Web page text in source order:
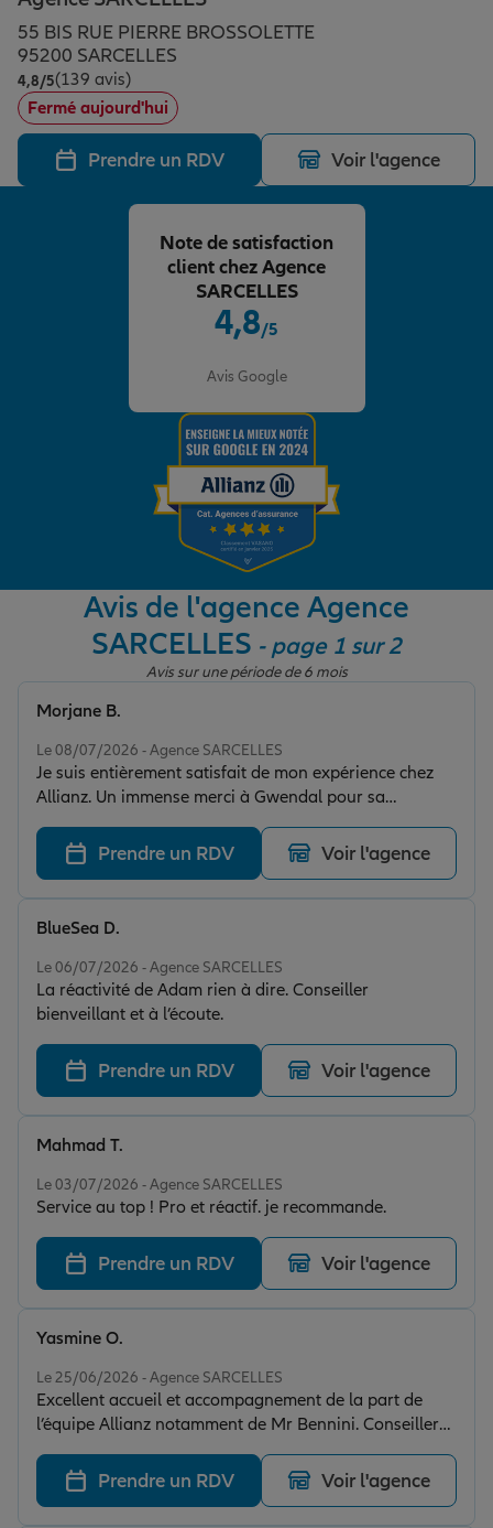
Assurance emprunteur
Prévoyance et dépendance
Assurance animal de compagnie
Protection de la famille
Protection juridique
Épargne & retraite
Plan épargne retraite
Assurance vie
Placements financiers
Investissements immobiliers
Transmission
Vos projets
Partir en vacances
Départ à la retraite
Préparer l’avenir
Conseil assurance
Assurance habitation
Le Pack Famille
Garantie des accidents de la vie
Assurance scolaire
Protection juridique
Retraite
Tous nos devis d'assurance
Allianz en France
55 BIS RUE PIERRE BROSSOLETTE
95200 SARCELLES
4,8/5Note de 4.8 sur 5
(139 avis)
Fermé aujourd'hui
Prendre un RDV Voir l'agence
4,8/5
Avis Google
Note de satisfaction
client chez Agence
SARCELLES
Avis de l'agence Agence
SARCELLES - page 1 sur 2
Avis sur une période de 6 mois
Le 08/07/2026 - Agence SARCELLES
Je suis entièrement satisfait de mon expérience chez
Allianz. Un immense merci à Gwendal pour sa
gentillesse, son professionnalisme et sa bienveillance
tout au long de nos échanges. Merci également à
Adam pour sa disponibilité, sa réactivité et ses
précieux conseils. Tous les deux ont pris le temps de
comprendre mes besoins afin de me proposer les
accompagnement a été parfait. C’est très appréciable
de pouvoir compter sur une équipe aussi compétente,
à l’écoute et humaine. Je recommande cette agence les
yeux fermés !
Morjane B.
Prendre un RDV Voir l'agence
Le 06/07/2026 - Agence SARCELLES
La réactivité de Adam rien à dire. Conseiller
bienveillant et à l’écoute.
BlueSea D.
Prendre un RDV Voir l'agence
Le 03/07/2026 - Agence SARCELLES
Service au top ! Pro et réactif. je recommande.
Mahmad T.
Prendre un RDV Voir l'agence
Le 25/06/2026 - Agence SARCELLES
Excellent accueil et accompagnement de la part de
l’équipe Allianz notamment de Mr Bennini. Conseillers
professionnels, réactifs et à l’écoute, je suis très
satisfaite de la qualité du service proposé et je
recommande.
Yasmine O.
Prendre un RDV Voir l'agence